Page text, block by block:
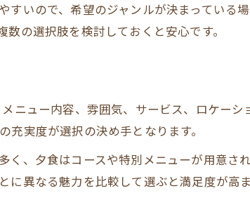
典や割引を活用したレストラン利用法
いので、希望のジャンルが決まっている
の選択肢を検討しておくと安心です。
ニュー内容、雰囲気、サービス、ロケー
実度が選択の決め手となります。
、夕食はコースや特別メニューが用意さ
に異なる魅力を比較して選ぶと満足度が高